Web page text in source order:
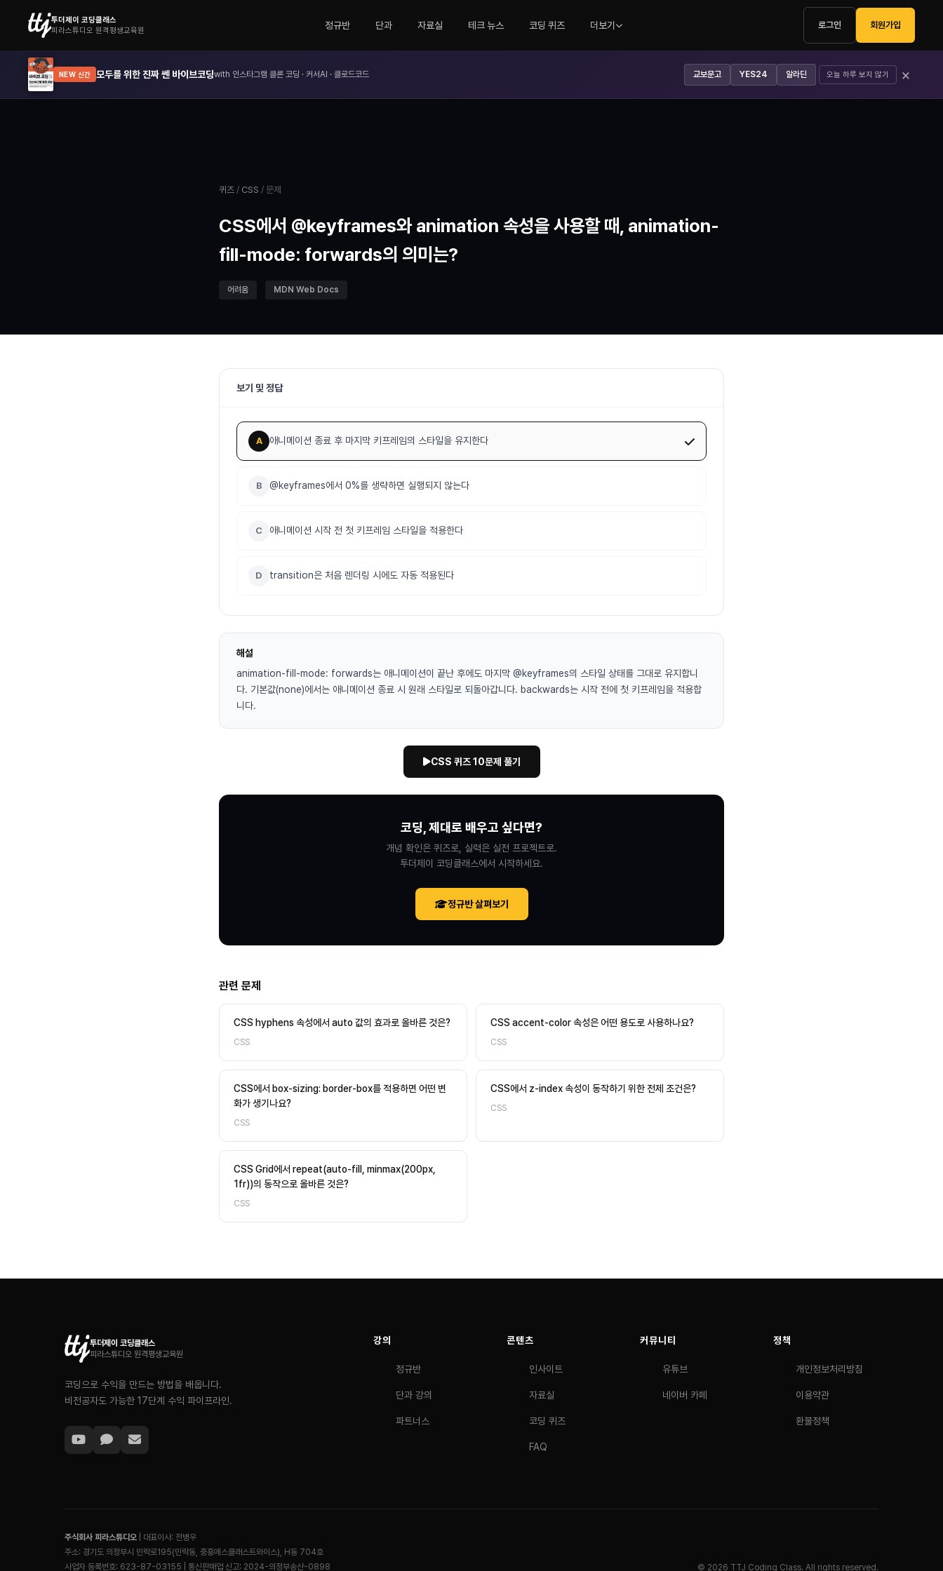
투더제이 코딩클래스
피라스튜디오 원격평생교육원
정규반 단과 자료실 테크 뉴스 코딩 퀴즈 더보기 로그인 회원가입
NEW 신간 모두를 위한 진짜 쎈 바이브코딩with 인스타그램 클론 코딩 · 커서AI · 클로드코드 교보문고 YES24 알라딘 오늘 하루 보지 않기 ×
퀴즈 / CSS / 문제
CSS에서 @keyframes와 animation 속성을 사용할 때, animation-
fill-mode: forwards의 의미는?
어려움 MDN Web Docs
보기 및 정답
A 애니메이션 종료 후 마지막 키프레임의 스타일을 유지한다
B @keyframes에서 0%를 생략하면 실행되지 않는다
C 애니메이션 시작 전 첫 키프레임 스타일을 적용한다
D transition은 처음 렌더링 시에도 자동 적용된다
해설
animation-fill-mode: forwards는 애니메이션이 끝난 후에도 마지막 @keyframes의 스타일 상태를 그대로 유지합니
다. 기본값(none)에서는 애니메이션 종료 시 원래 스타일로 되돌아갑니다. backwards는 시작 전에 첫 키프레임을 적용합
니다.
CSS 퀴즈 10문제 풀기
코딩, 제대로 배우고 싶다면?
개념 확인은 퀴즈로, 실력은 실전 프로젝트로.
투더제이 코딩클래스에서 시작하세요.
정규반 살펴보기
관련 문제
CSS hyphens 속성에서 auto 값의 효과로 올바른 것은?
CSS
CSS accent-color 속성은 어떤 용도로 사용하나요?
CSS
CSS에서 box-sizing: border-box를 적용하면 어떤 변
화가 생기나요?
CSS
CSS에서 z-index 속성이 동작하기 위한 전제 조건은?
CSS
CSS Grid에서 repeat(auto-fill, minmax(200px,
1fr))의 동작으로 올바른 것은?
CSS
투더제이 코딩클래스
피라스튜디오 원격평생교육원
코딩으로 수익을 만드는 방법을 배웁니다.
비전공자도 가능한 17단계 수익 파이프라인.
강의
정규반
단과 강의
파트너스
콘텐츠
인사이트
자료실
코딩 퀴즈
FAQ
커뮤니티
유튜브
네이버 카페
정책
개인정보처리방침
이용약관
환불정책
주식회사 피라스튜디오 | 대표이사: 전병우
주소: 경기도 의정부시 민락로195(민락동, 중흥에스클래스트와이스), H동 704호
사업자 등록번호: 623-87-03155 | 통신판매업 신고: 2024-의정부송산-0898
© 2026 TTJ Coding Class. All rights reserved.